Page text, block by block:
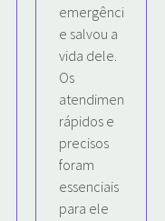
emergência
e salvou a
vida dele.
Os
atendimentos
rápidos e
precisos
foram
essenciais
para ele